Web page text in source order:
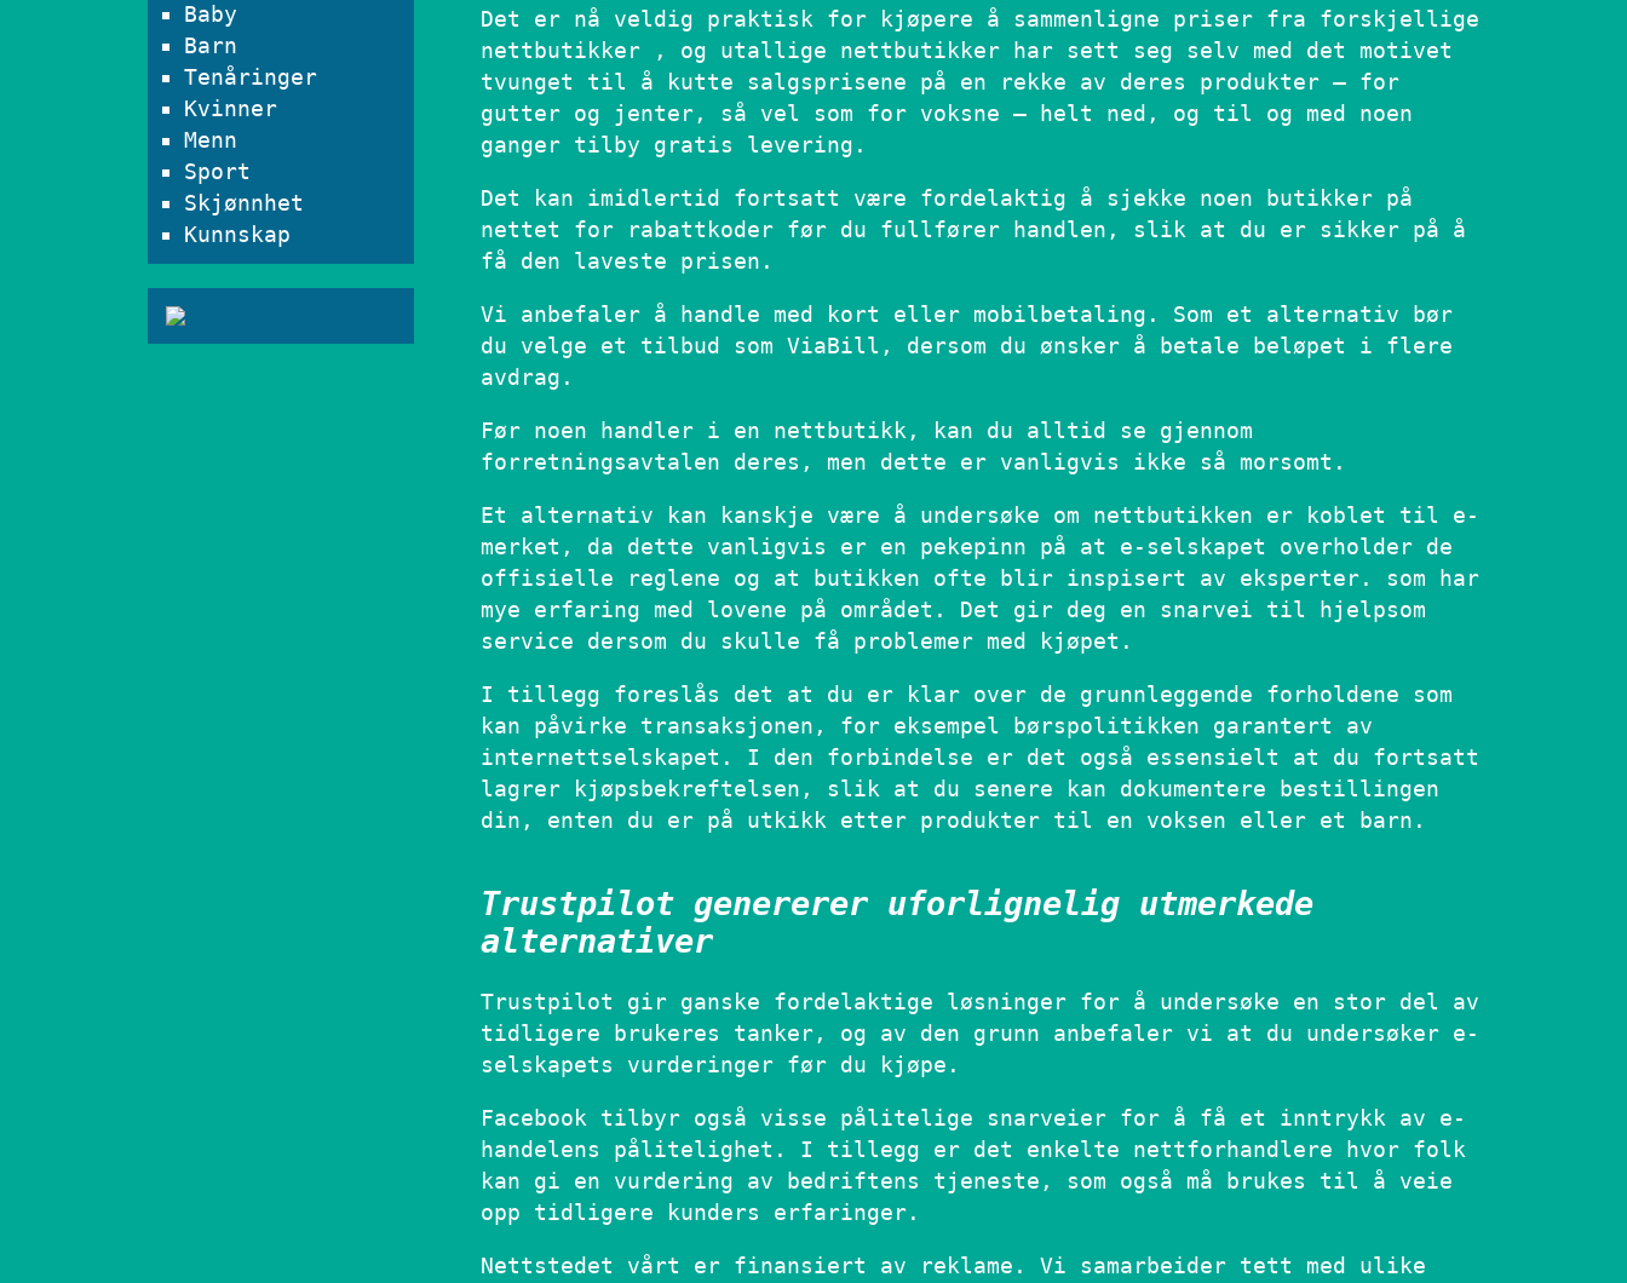
Det er nå veldig praktisk for kjøpere å sammenligne priser fra forskjellige
nettbutikker , og utallige nettbutikker har sett seg selv med det motivet
tvunget til å kutte salgsprisene på en rekke av deres produkter – for
gutter og jenter, så vel som for voksne – helt ned, og til og med noen
ganger tilby gratis levering.
Det kan imidlertid fortsatt være fordelaktig å sjekke noen butikker på
nettet for rabattkoder før du fullfører handlen, slik at du er sikker på å
få den laveste prisen.
Vi anbefaler å handle med kort eller mobilbetaling. Som et alternativ bør
du velge et tilbud som ViaBill, dersom du ønsker å betale beløpet i flere
avdrag.
Før noen handler i en nettbutikk, kan du alltid se gjennom
forretningsavtalen deres, men dette er vanligvis ikke så morsomt.
Et alternativ kan kanskje være å undersøke om nettbutikken er koblet til e-
merket, da dette vanligvis er en pekepinn på at e-selskapet overholder de
offisielle reglene og at butikken ofte blir inspisert av eksperter. som har
mye erfaring med lovene på området. Det gir deg en snarvei til hjelpsom
service dersom du skulle få problemer med kjøpet.
I tillegg foreslås det at du er klar over de grunnleggende forholdene som
kan påvirke transaksjonen, for eksempel børspolitikken garantert av
internettselskapet. I den forbindelse er det også essensielt at du fortsatt
lagrer kjøpsbekreftelsen, slik at du senere kan dokumentere bestillingen
din, enten du er på utkikk etter produkter til en voksen eller et barn.
Trustpilot genererer uforlignelig utmerkede
alternativer
Trustpilot gir ganske fordelaktige løsninger for å undersøke en stor del av
tidligere brukeres tanker, og av den grunn anbefaler vi at du undersøker e-
selskapets vurderinger før du kjøpe.
Facebook tilbyr også visse pålitelige snarveier for å få et inntrykk av e-
handelens pålitelighet. I tillegg er det enkelte nettforhandlere hvor folk
kan gi en vurdering av bedriftens tjeneste, som også må brukes til å veie
opp tidligere kunders erfaringer.
Nettstedet vårt er finansiert av reklame. Vi samarbeider tett med ulike
Baby
Barn
Tenåringer
Kvinner
Menn
Sport
Skjønnhet
Kunnskap